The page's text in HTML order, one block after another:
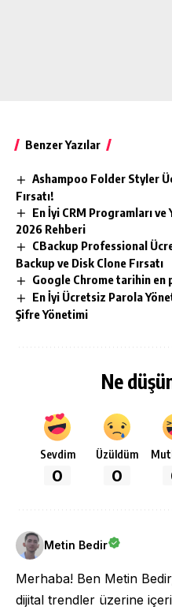
Benzer Yazılar
Ashampoo Folder Styler
Fırsatı!
En İyi CRM Programları ve
2026 Rehberi
CBackup Professional
Backup ve Disk Clone Fırsatı
Google Chrome tarihin en
En İyi Ücretsiz Parola
Şifre Yönetimi
Ne
Sevdim
0
Üzüldüm
0
Metin Bedir
Merhaba! Ben Metin
dijital trendler üzerine